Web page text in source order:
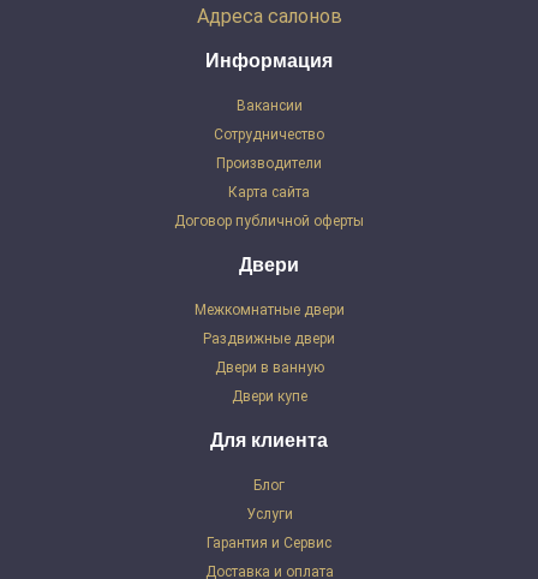
Информация
Вакансии
Сотрудничество
Производители
Карта сайта
Договор публичной оферты
Двери
Межкомнатные двери
Раздвижные двери
Двери в ванную
Двери купе
Для клиента
Блог
Услуги
Гарантия и Сервис
Доставка и оплата
Адреса салонов